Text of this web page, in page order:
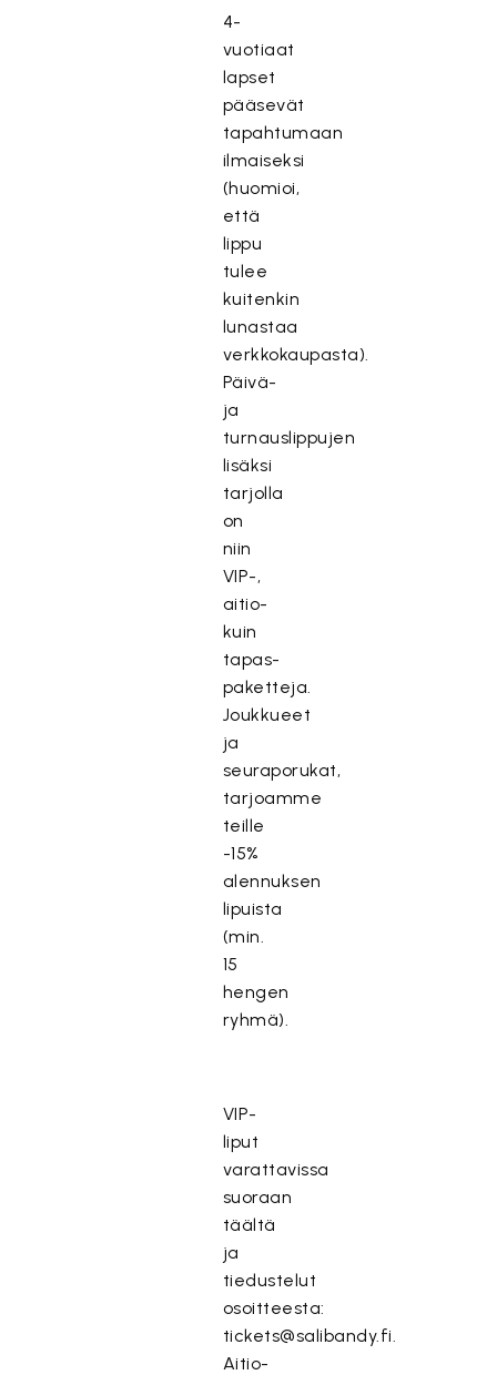
4-
vuotiaat
lapset
pääsevät
tapahtumaan
ilmaiseksi
(huomioi,
että
lippu
tulee
kuitenkin
lunastaa
verkkokaupasta).
Päivä-
ja
turnauslippujen
lisäksi
tarjolla
on
niin
VIP-,
aitio-
kuin
tapas-
paketteja.
Joukkueet
ja
seuraporukat,
tarjoamme
teille
-15%
alennuksen
lipuista
(min.
15
hengen
ryhmä).
VIP-
liput
varattavissa
suoraan
täältä
ja
tiedustelut
osoitteesta:
tickets@salibandy.fi.
Aitio-